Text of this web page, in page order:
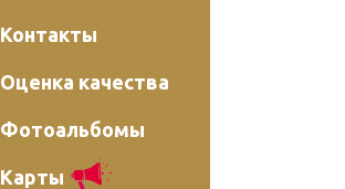
Контакты
Оценка качества
Фотоальбомы
Карты